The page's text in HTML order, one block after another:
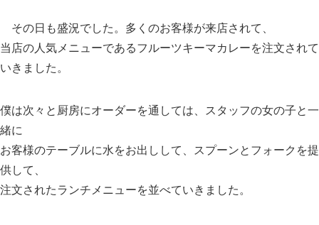
その日も盛況でした。多くのお客様が来店されて、
当店の人気メニューであるフルーツキーマカレーを注文されて
いきました。
僕は次々と厨房にオーダーを通しては、スタッフの女の子と一
緒に
お客様のテーブルに水をお出しして、スプーンとフォークを提
供して、
注文されたランチメニューを並べていきました。